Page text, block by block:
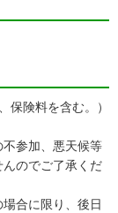
険料を含む。）
参加、悪天候等
のでご了承くだ
合に限り、後日